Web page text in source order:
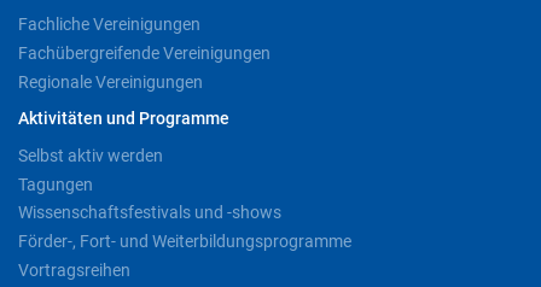
Fachliche Vereinigungen
Fachübergreifende Vereinigungen
Regionale Vereinigungen
Aktivitäten und Programme
Selbst aktiv werden
Tagungen
Wissenschaftsfestivals und -shows
Förder-, Fort- und Weiterbildungsprogramme
Vortragsreihen